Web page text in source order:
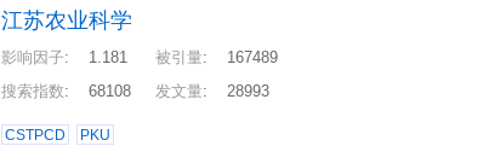
江苏农业科学
影响因子: 1.181 被引量:
167489
搜索指数: 68108 发文量: 28993
CSTPCD PKU